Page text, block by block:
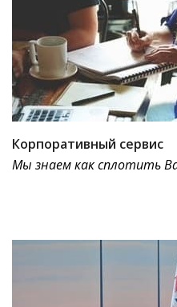
Корпоративный сервис
Мы знаем как сплотить